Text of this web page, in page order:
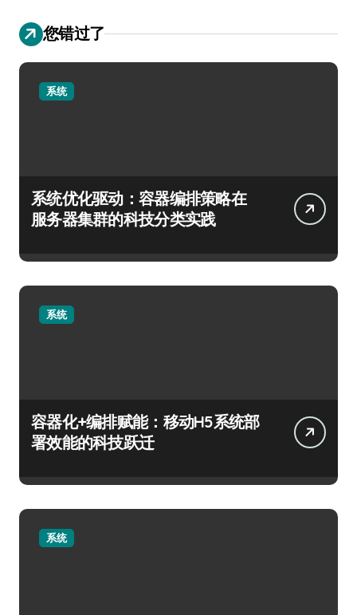
您错过了
系统
系统优化驱动：容器编排策略在
服务器集群的科技分类实践
系统
容器化+编排赋能：移动H5系统部
署效能的科技跃迁
系统